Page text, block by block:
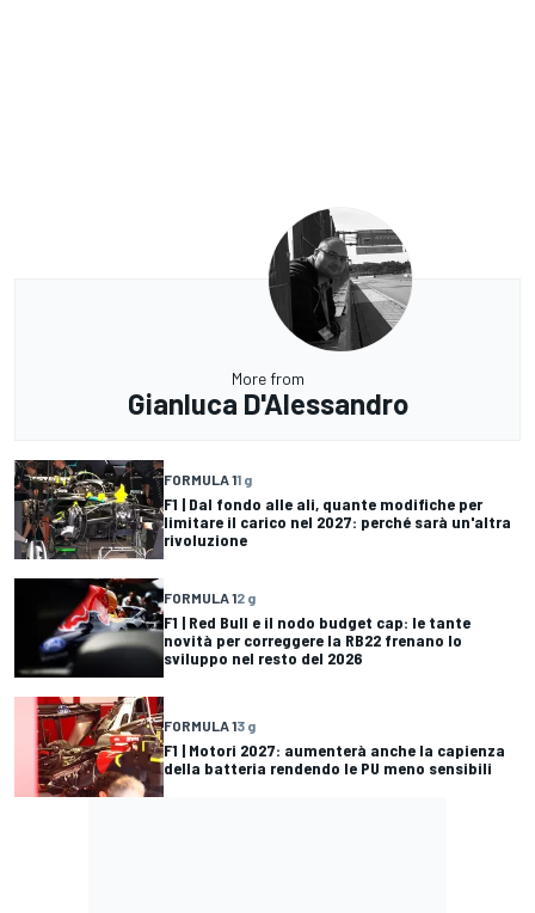
More from
Gianluca D'Alessandro
FORMULA 11 g
F1 | Dal fondo alle ali, quante modifiche per
limitare il carico nel 2027: perché sarà un'altra
rivoluzione
FORMULA 12 g
F1 | Red Bull e il nodo budget cap: le tante
novità per correggere la RB22 frenano lo
sviluppo nel resto del 2026
FORMULA 13 g
F1 | Motori 2027: aumenterà anche la capienza
della batteria rendendo le PU meno sensibili